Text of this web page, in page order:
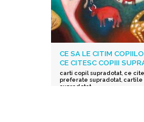
CE SA LE CITIM
CE CITESC COPIII
carti copil supradotat, ce
preferate supradotat, cartile
supradotat